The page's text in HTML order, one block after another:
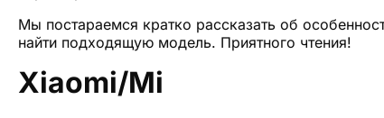
Мы постараемся кратко рассказать об
найти подходящую модель. Приятного чтения!
Xiaomi/Mi